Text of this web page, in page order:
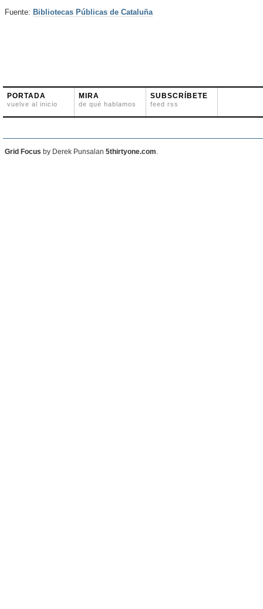
Fuente: Bibliotecas Públicas de Cataluña
PORTADA
vuelve al inicio
MIRA
de qué hablamos
SUBSCRÍBETE
feed rss
Grid Focus by Derek Punsalan 5thirtyone.com.